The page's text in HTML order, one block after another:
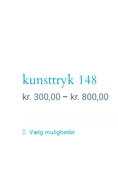
kunsttryk 148
kr. 300,00 – kr. 800,00
Vælg muligheder